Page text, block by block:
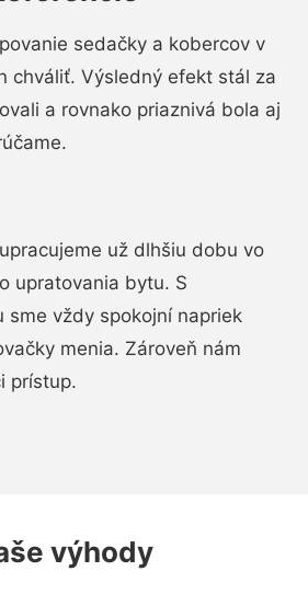
sedačky a kobercov v
chváliť. Výsledný efekt stál za
a rovnako priaznivá bola aj
už dlhšiu dobu vo
upratovania bytu. S
sme vždy spokojní napriek
menia. Zároveň nám
prístup.
výhody